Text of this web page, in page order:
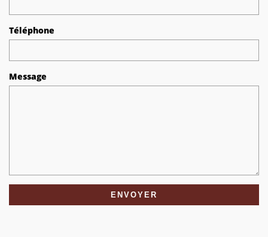
Téléphone
Message